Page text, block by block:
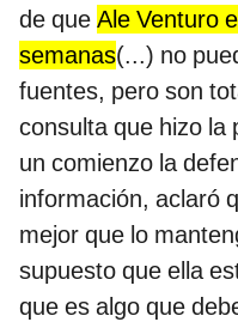
de que Ale Venturo
semanas(...) no
fuentes, pero son
consulta que hizo la
un comienzo la
información, aclaró
mejor que lo
supuesto que ella
que es algo que